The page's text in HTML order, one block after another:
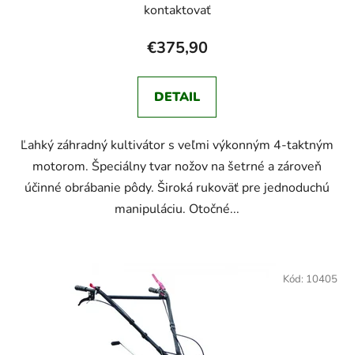
kontaktovať
€375,90
DETAIL
Ľahký záhradný kultivátor s veľmi výkonným 4-taktným
motorom. Špeciálny tvar nožov na šetrné a zároveň
účinné obrábanie pôdy. Široká rukoväť pre jednoduchú
manipuláciu. Otočné...
Kód: 10405